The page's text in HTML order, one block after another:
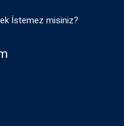
İstemez misiniz?